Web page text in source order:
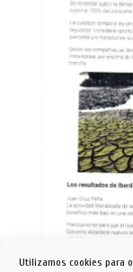
Utilizamos cookies para